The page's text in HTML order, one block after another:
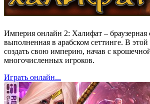
Империя онлайн 2: Халифат – браузерная
выполненная в арабском сеттинге. В
создать свою империю, начав с
многочисленных игроков.
Играть онлайн...